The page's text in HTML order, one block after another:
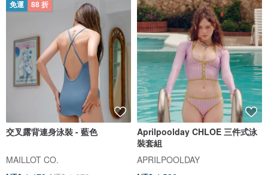
免運 88 折
交叉露背連身泳裝 - 藍色
MAILLOT CO.
Aprilpoolday CHLOE 三件式泳
裝套組
APRILPOOLDAY